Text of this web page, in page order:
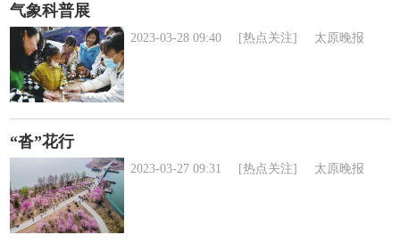
气象科普展
2023-03-28 09:40 [热点关注] 太原晚报
“沓”花行
2023-03-27 09:31 [热点关注] 太原晚报